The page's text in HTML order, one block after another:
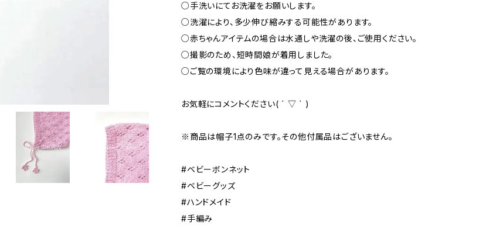
○手洗いにてお洗濯をお願いします。
○洗濯により、多少伸び縮みする可能性があります。
○赤ちゃんアイテムの場合は水通しや洗濯の後、ご使用ください。
○撮影のため、短時間娘が着用しました。
○ご覧の環境により色味が違って見える場合があります。
お気軽にコメントください( ´ ▽ ` )
※商品は帽子1点のみです。その他付属品はございません。
#ベビーボンネット
#ベビーグッズ
#ハンドメイド
#手編み